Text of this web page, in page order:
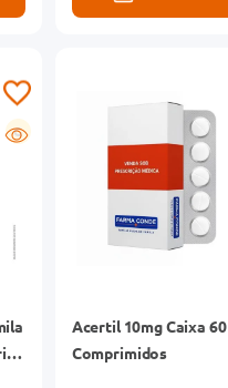
G
Acertil 10mg Caixa 60
Comprimidos